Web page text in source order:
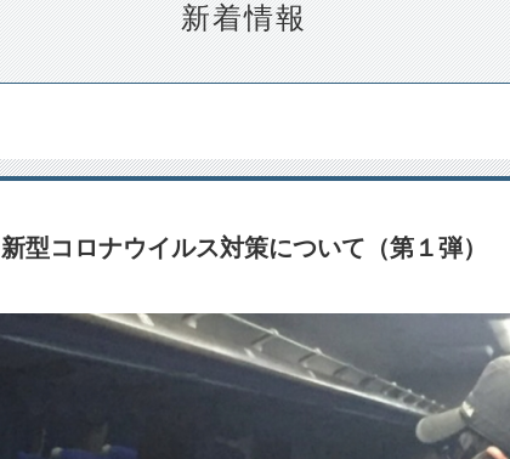
新着情報
新型コロナウイルス対策について（第１弾）